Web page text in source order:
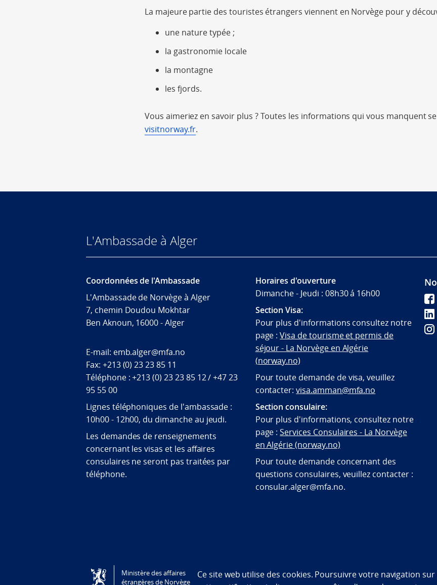
La majeure partie des touristes étrangers viennent en Norvège pour y
une nature typée ;
la gastronomie locale
la montagne
les fjords.
Vous aimeriez en savoir plus ? Toutes les informations qui vous manquent
visitnorway.fr.
L'Ambassade à Alger
Coordonnées de l'Ambassade
L'Ambassade de Norvège à Alger
7, chemin Doudou Mokhtar
Ben Aknoun, 16000 - Alger
E-mail: emb.alger@mfa.no
Fax: +213 (0) 23 23 85 11
Téléphone : +213 (0) 23 23 85 12 / +47 23
95 55 00
Lignes téléphoniques de l'ambassade :
10h00 - 12h00, du dimanche au jeudi.
Les demandes de renseignements
concernant les visas et les affaires
consulaires ne seront pas traitées par
téléphone.
Horaires d'ouverture
Dimanche - Jeudi : 08h30 á 16h00
Section Visa:
Pour plus d'informations consultez notre
page :Visa de tourisme et permis de
séjour - La Norvège en Algérie
(norway.no)
Pour toute demande de visa, veuillez
contacter:visa.amman@mfa.no
Section consulaire:
Pour plus d'informations, consultez notre
page :Services Consulaires - La Norvège
en Algérie (norway.no)
Pour toute demande concernant des
questions consulaires, veuillez contacter :
consular.alger@mfa.no.
Tilgjengelighetserklæring / Accessibility statement (NO)
Ministère des affaires
étrangères de Norvège
Ce site web utilise des cookies. Poursuivre votre navigation